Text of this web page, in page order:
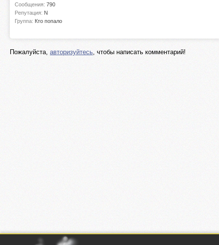
Сообщения: 790
Репутация: N
Группа: Кто попало
Пожалуйста, авторизуйтесь, чтобы написать комментарий!